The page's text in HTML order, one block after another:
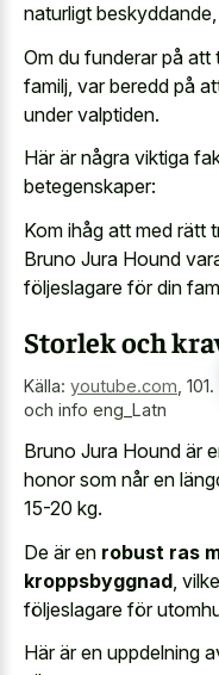
naturligt
Om du funderar på att
familj, var beredd på
under valptiden.
Här är några viktiga
betegenskaper:
Kom ihåg att med rätt
Bruno Jura Hound
följeslagare för din
Storlek och
Källa: youtube.com
och info eng_Latn
Bruno Jura Hound är
honor som når en
15-20 kg.
De är en robust ras
kroppsbyggnad ,
följeslagare för
Här är en uppdelning